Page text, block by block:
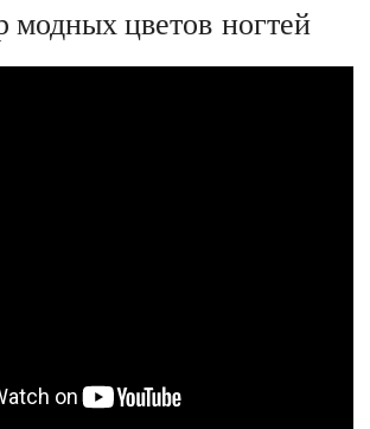
модных цветов ногтей